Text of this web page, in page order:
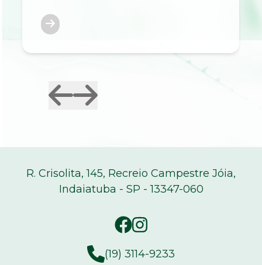
R. Crisolita, 145, Recreio Campestre Jóia,
Indaiatuba - SP - 13347-060
(19) 3114-9233